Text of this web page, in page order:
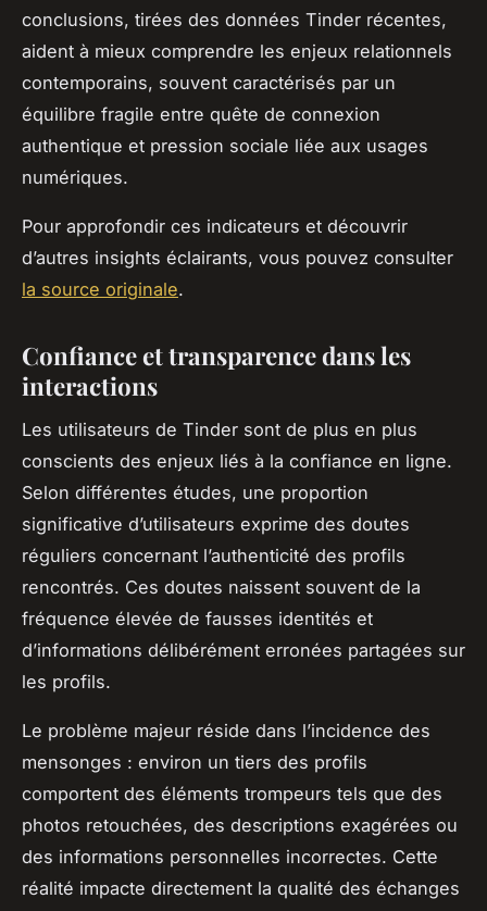
conclusions, tirées des données Tinder récentes,
aident à mieux comprendre les enjeux relationnels
contemporains, souvent caractérisés par un
équilibre fragile entre quête de connexion
authentique et pression sociale liée aux usages
numériques.
Pour approfondir ces indicateurs et découvrir
d’autres insights éclairants, vous pouvez consulter
la source originale.
Confiance et transparence dans les
interactions
Les utilisateurs de Tinder sont de plus en plus
conscients des enjeux liés à la confiance en ligne.
Selon différentes études, une proportion
significative d’utilisateurs exprime des doutes
réguliers concernant l’authenticité des profils
rencontrés. Ces doutes naissent souvent de la
fréquence élevée de fausses identités et
d’informations délibérément erronées partagées sur
les profils.
Le problème majeur réside dans l’incidence des
mensonges : environ un tiers des profils
comportent des éléments trompeurs tels que des
photos retouchées, des descriptions exagérées ou
des informations personnelles incorrectes. Cette
réalité impacte directement la qualité des échanges